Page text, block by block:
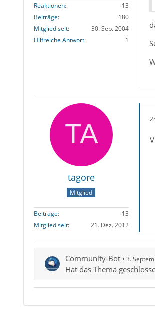
Reaktionen
13
Beiträge
180
Mitglied seit
30. Sep. 2004
Hilfreiche Antwort
1
tagore
Mitglied
Beiträge
13
Mitglied seit
21. Dez. 2012
Community-Bot 3.
Hat das Thema